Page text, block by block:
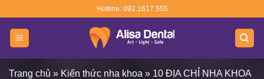
content
Hotline: 092.1617.555
Trang chủ » Kiến thức nha khoa » 10 ĐỊA CHỈ NHA KHOA